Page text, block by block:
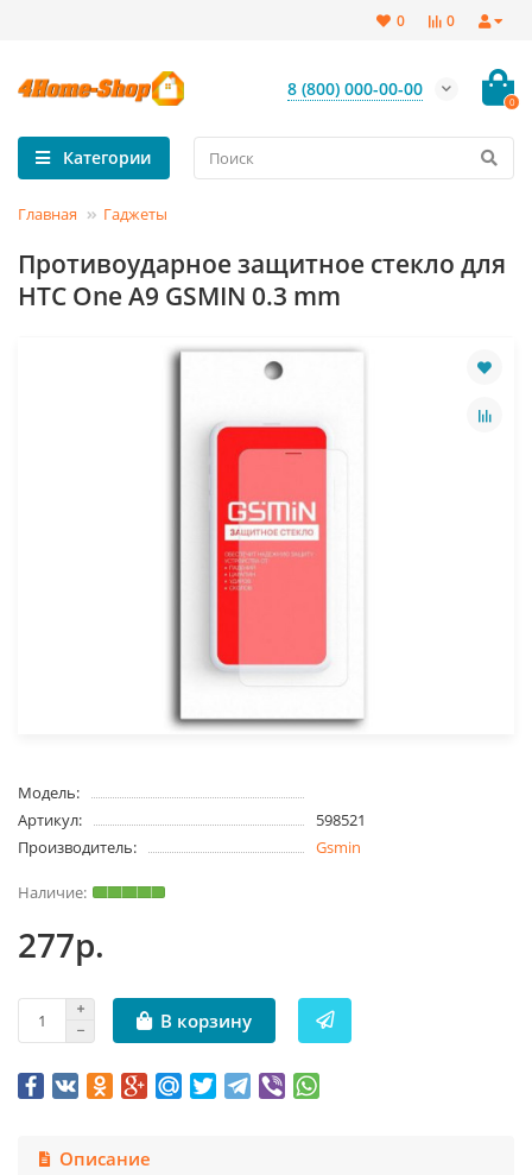
0
0
8 (800) 000-00-00
0
Категории
Главная Гаджеты
Противоударное защитное стекло для
HTC One A9 GSMIN 0.3 mm
Модель:
Артикул:
598521
Производитель:
Gsmin
277р.
В корзину
Описание